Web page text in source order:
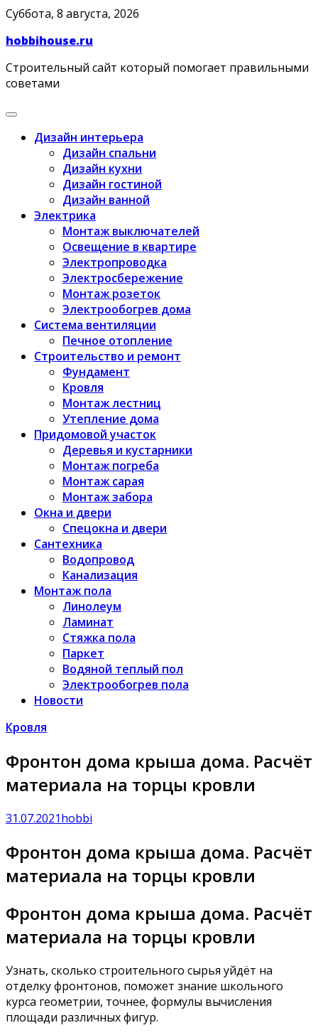
Skip
content
Суббота, 8 августа, 2026
hobbihouse.ru
Строительный сайт который помогает правильными
советами
Дизайн интерьера
Дизайн спальни
Дизайн кухни
Дизайн гостиной
Дизайн ванной
Электрика
Монтаж выключателей
Освещение в квартире
Электропроводка
Электросбережение
Монтаж розеток
Электрообогрев дома
Система вентиляции
Печное отопление
Строительство и ремонт
Фундамент
Кровля
Монтаж лестниц
Утепление дома
Придомовой участок
Деревья и кустарники
Монтаж погреба
Монтаж сарая
Монтаж забора
Окна и двери
Спецокна и двери
Сантехника
Водопровод
Канализация
Монтаж пола
Линолеум
Ламинат
Стяжка пола
Паркет
Водяной теплый пол
Электрообогрев пола
Новости
Кровля
Фронтон дома крыша дома. Расчёт
материала на торцы кровли
31.07.2021hobbi
Фронтон дома крыша дома. Расчёт
материала на торцы кровли
Фронтон дома крыша дома. Расчёт
материала на торцы кровли
Узнать, сколько строительного сырья уйдёт на
отделку фронтонов, поможет знание школьного
курса геометрии, точнее, формулы вычисления
площади различных фигур.